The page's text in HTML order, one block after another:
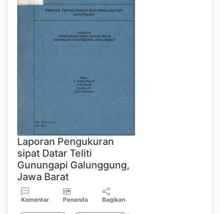
Laporan Pengukuran
sipat Datar Teliti
Gunungapi Galunggung,
Jawa Barat
Komentar Penanda Bagikan